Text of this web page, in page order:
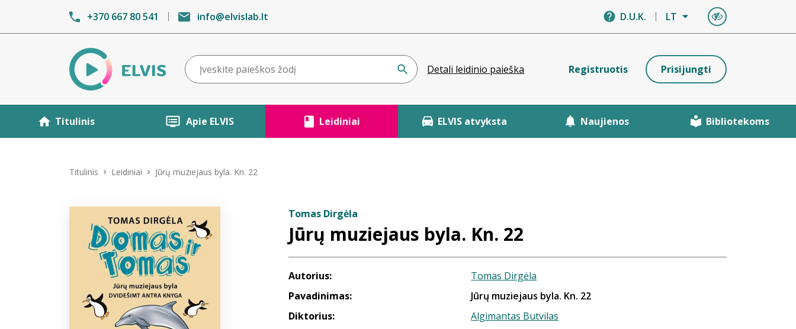
+370 667 80 541 info@elvislab.lt D.U.K. LT
Detali leidinio paieška Registruotis Prisijungti
Titulinis Apie ELVIS Leidiniai ELVIS atvyksta Naujienos Bibliotekoms
Titulinis Leidiniai Jūrų muziejaus byla. Kn. 22
Tomas Dirgėla
Jūrų muziejaus byla. Kn. 22
Autorius:
Tomas Dirgėla
Pavadinimas:
Jūrų muziejaus byla. Kn. 22
Diktorius:
Algimantas Butvilas